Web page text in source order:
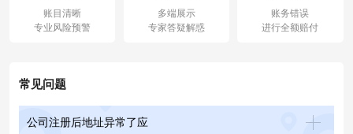
账目清晰
专业风险预警
多端展示
专家答疑解惑
账务错误
进行全额赔付
常见问题
公司注册后地址异常了应